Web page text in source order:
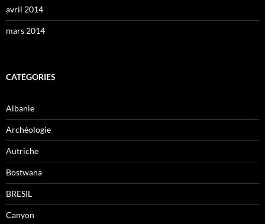
avril 2014
mars 2014
CATÉGORIES
Albanie
Archéologie
Autriche
Bostwana
BRESIL
Canyon